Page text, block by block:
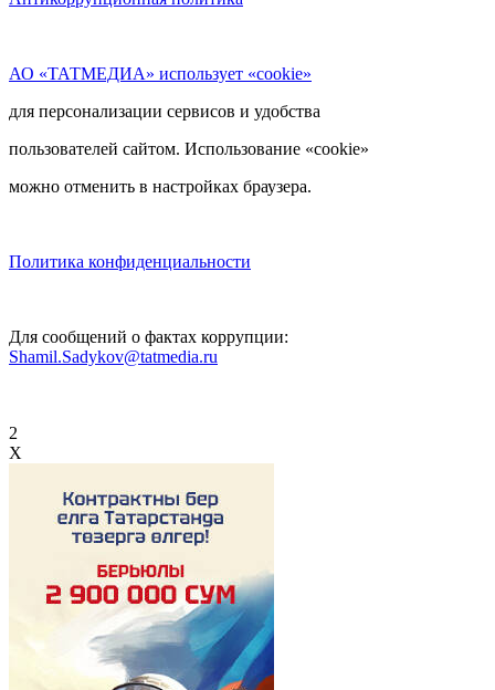
АО «ТАТМЕДИА» использует «cookie»
для персонализации сервисов и удобства
пользователей сайтом. Использование «cookie»
можно отменить в настройках браузера.
Политика конфиденциальности
Для сообщений о фактах коррупции:
Shamil.Sadykov@tatmedia.ru
2
X